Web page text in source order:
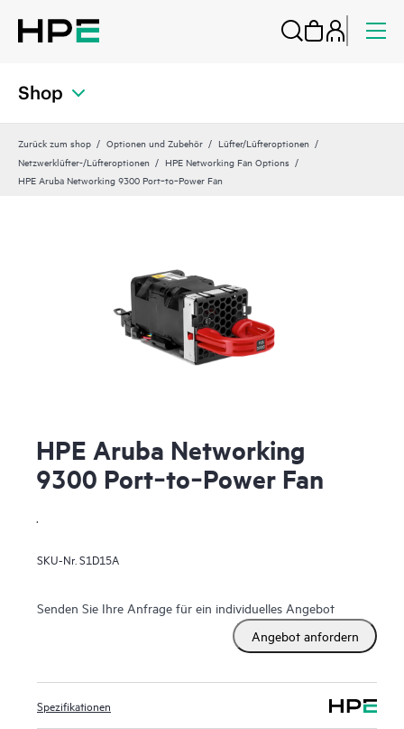
Shop
Zurück zum shop Optionen und Zubehör
Lüfter/Lüfteroptionen
Netzwerklüfter-/Lüfteroptionen
HPE Networking Fan Options
HPE Aruba Networking 9300 Port‑to‑Power Fan
HPE Aruba Networking
9300 Port‑to‑Power Fan
SKU-Nr. S1D15A
Senden Sie Ihre Anfrage für ein individuelles Angebot
Angebot anfordern
Spezifikationen